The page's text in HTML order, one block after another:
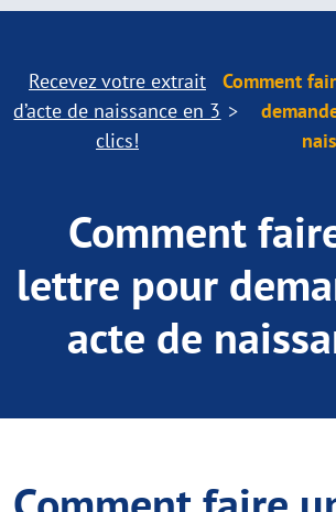
Recevez votre extrait
d’acte de naissance en 3
clics!
Comment
Comment
lettre pour
acte de